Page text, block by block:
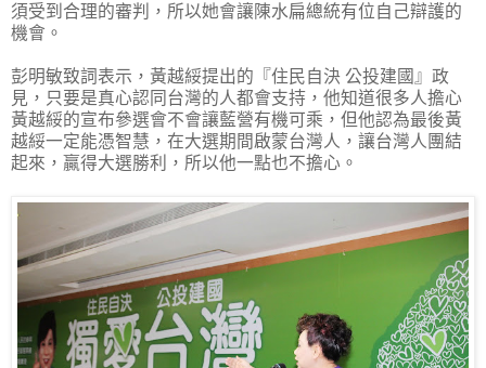
須受到合理的審判，所以她會讓陳水扁總統有位自己辯護的
機會。
彭明敏致詞表示，黃越綏提出的『住民自決 公投建國』政
見，只要是真心認同台灣的人都會支持，他知道很多人擔心
黃越綏的宣布參選會不會讓藍營有機可乘，但他認為最後黃
越綏一定能憑智慧，在大選期間啟蒙台灣人，讓台灣人團結
起來，贏得大選勝利，所以他一點也不擔心。